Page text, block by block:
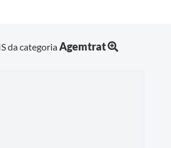
da categoriaAgemtrat